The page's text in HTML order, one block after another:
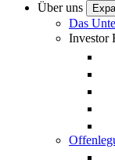
Über uns
Das
Investor